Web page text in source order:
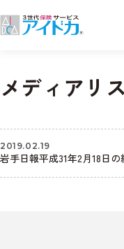
メディアリ
2019.02.19
岩手日報平成31年2月18日の